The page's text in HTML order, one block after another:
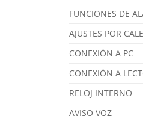
FUNCIONES DE
AJUSTES POR
CONEXIÓN A PC
CONEXIÓN A
RELOJ INTERNO
AVISO VOZ